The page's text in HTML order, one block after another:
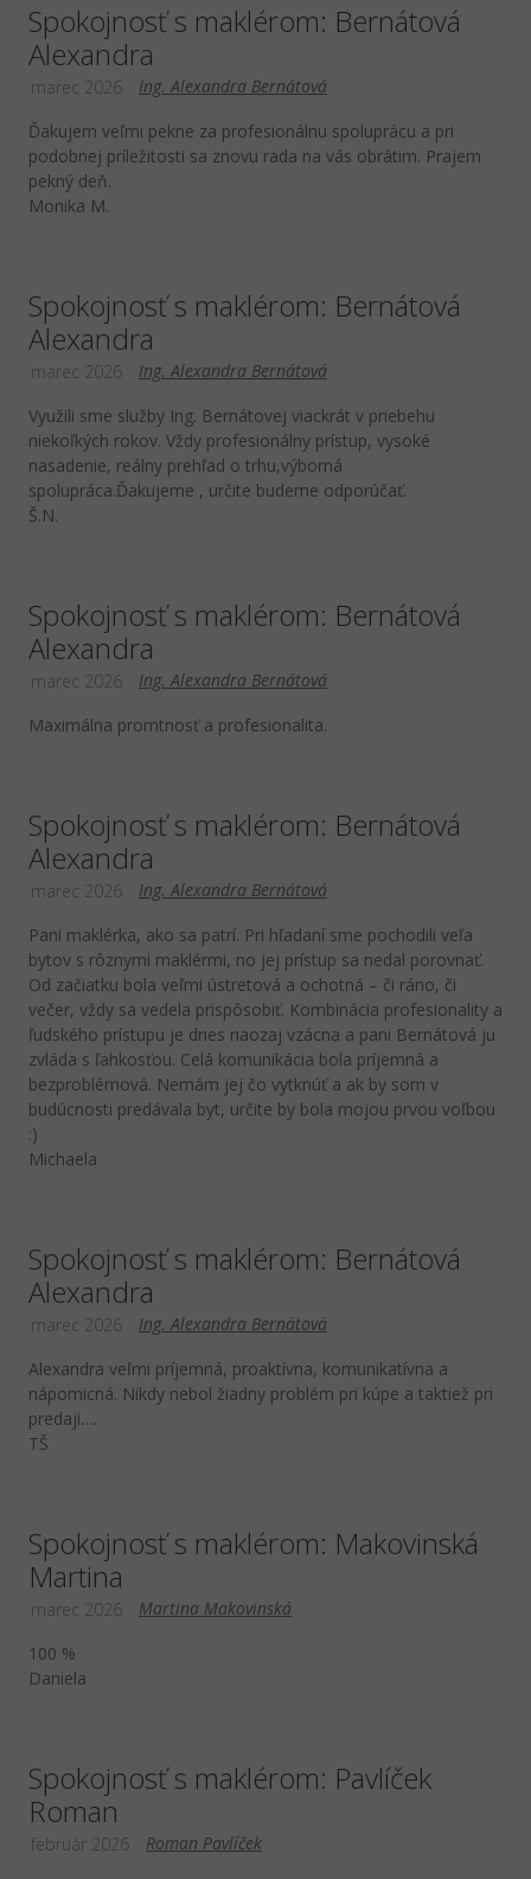
Spokojnosť s maklérom: Bernátová
Alexandra
Ing. Alexandra Bernátová
marec 2026
Ďakujem veľmi pekne za profesionálnu spoluprácu a pri
podobnej príležitosti sa znovu rada na vás obrátim. Prajem
pekný deň.
Monika M.
Spokojnosť s maklérom: Bernátová
Alexandra
Ing. Alexandra Bernátová
marec 2026
Využili sme služby Ing. Bernátovej viackrát v priebehu
niekoľkých rokov. Vždy profesionálny prístup, vysoké
nasadenie, reálny prehľad o trhu,výborná
spolupráca.Ďakujeme , určite budeme odporúčať.
Š.N.
Spokojnosť s maklérom: Bernátová
Alexandra
Ing. Alexandra Bernátová
marec 2026
Maximálna promtnosť a profesionalita.
Spokojnosť s maklérom: Bernátová
Alexandra
Ing. Alexandra Bernátová
marec 2026
Pani maklérka, ako sa patrí. Pri hľadaní sme pochodili veľa
bytov s rôznymi maklérmi, no jej prístup sa nedal porovnať.
Od začiatku bola veľmi ústretová a ochotná – či ráno, či
večer, vždy sa vedela prispôsobiť. Kombinácia profesionality a
ľudského prístupu je dnes naozaj vzácna a pani Bernátová ju
zvláda s ľahkosťou. Celá komunikácia bola príjemná a
bezproblémová. Nemám jej čo vytknúť a ak by som v
budúcnosti predávala byt, určite by bola mojou prvou voľbou
:)
Michaela
Spokojnosť s maklérom: Bernátová
Alexandra
Ing. Alexandra Bernátová
marec 2026
Alexandra veľmi príjemná, proaktívna, komunikatívna a
nápomicná. Nikdy nebol žiadny problém pri kúpe a taktiež pri
predaji….
TŠ
Spokojnosť s maklérom: Makovinská
Martina
Martina Makovinská
marec 2026
100 %
Daniela
Spokojnosť s maklérom: Pavlíček
Roman
Roman Pavlíček
február 2026